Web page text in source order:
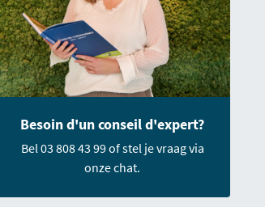
Besoin d'un conseil d'expert?
Bel 03 808 43 99 of stel je vraag via
onze chat.